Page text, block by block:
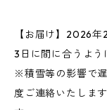
【お届け】2026
3日に間に合うよう
※積雪等の影響で
度ご連絡いたしま